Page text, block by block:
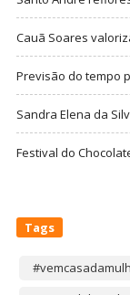
Cauã Soares
Previsão do tempo
Sandra Elena da
Festival do
Tags